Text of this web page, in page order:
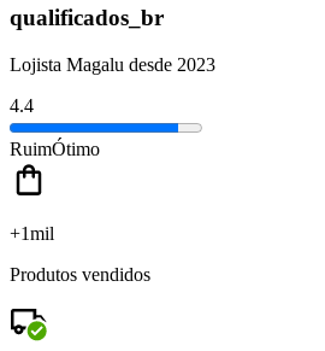
qualificados_br
Lojista Magalu desde 2023
4.4
RuimÓtimo
+1mil
Produtos vendidos